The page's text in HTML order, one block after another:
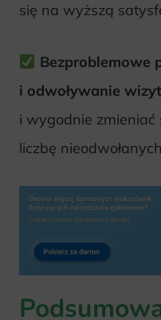
się na wyższą
Bezproblemowe
i odwoływanie wizyt
i wygodnie zmieniać
liczbę